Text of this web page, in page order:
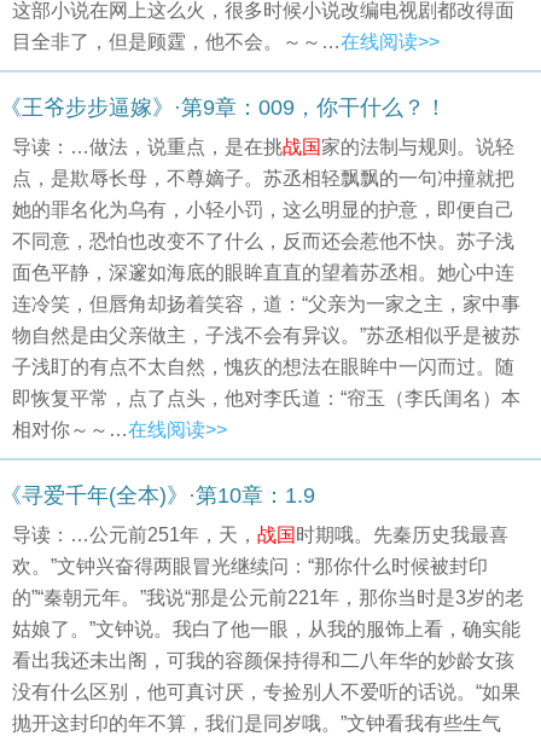
这部小说在网上这么火，很多时候小说改编电视剧都改得面
目全非了，但是顾霆，他不会。～～…在线阅读>>
《王爷步步逼嫁》·第9章：009，你干什么？！
导读：…做法，说重点，是在挑战国家的法制与规则。说轻
点，是欺辱长母，不尊嫡子。苏丞相轻飘飘的一句冲撞就把
她的罪名化为乌有，小轻小罚，这么明显的护意，即便自己
不同意，恐怕也改变不了什么，反而还会惹他不快。苏子浅
面色平静，深邃如海底的眼眸直直的望着苏丞相。她心中连
连冷笑，但唇角却扬着笑容，道：“父亲为一家之主，家中事
物自然是由父亲做主，子浅不会有异议。”苏丞相似乎是被苏
子浅盯的有点不太自然，愧疚的想法在眼眸中一闪而过。随
即恢复平常，点了点头，他对李氏道：“帘玉（李氏闺名）本
相对你～～…在线阅读>>
《寻爱千年(全本)》·第10章：1.9
导读：…公元前251年，天， 战国时期哦。先秦历史我最喜
欢。”文钟兴奋得两眼冒光继续问：“那你什么时候被封印
的”“秦朝元年。”我说“那是公元前221年，那你当时是3岁的老
姑娘了。”文钟说。我白了他一眼，从我的服饰上看，确实能
看出我还未出阁，可我的容颜保持得和二八年华的妙龄女孩
没有什么区别，他可真讨厌，专捡别人不爱听的话说。“如果
抛开这封印的年不算，我们是同岁哦。”文钟看我有些生气